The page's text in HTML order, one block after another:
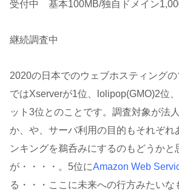
受付中 基本100MB/独自ドメイン
継続調査中
2020の日本でのウェブホスティング
ではXserverが1位、lolipop(GMO)2位
ット3位とのことです。調査対象が法
か、や、サーバ利用の目的もそれぞれ
ンキングを鵜呑みにするのもどうかと
が・・・・。5位にAmazon Web
る・・・ここに未来への行方みたいな